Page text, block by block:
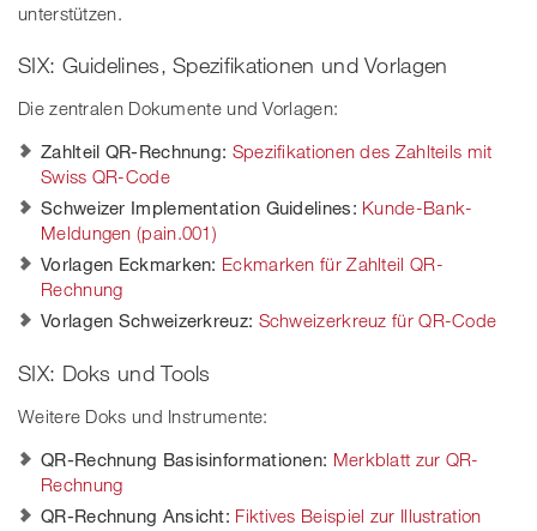
unterstützen.
SIX: Guidelines, Spezifikationen und Vorlagen
Die zentralen Dokumente und Vorlagen:
Zahlteil QR-Rechnung: Spezifikationen des Zahlteils mit
Swiss QR-Code
Schweizer Implementation Guidelines: Kunde-Bank-
Meldungen (pain.001)
Vorlagen Eckmarken: Eckmarken für Zahlteil QR-
Rechnung
Vorlagen Schweizerkreuz: Schweizerkreuz für QR-Code
SIX: Doks und Tools
Weitere Doks und Instrumente:
QR-Rechnung Basisinformationen: Merkblatt zur QR-
Rechnung
QR-Rechnung Ansicht: Fiktives Beispiel zur Illustration